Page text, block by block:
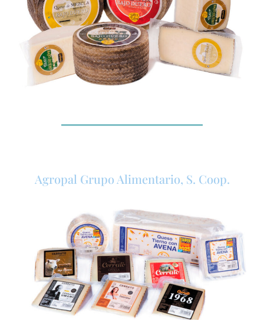
Agropal Grupo Alimentario, S. Coop.